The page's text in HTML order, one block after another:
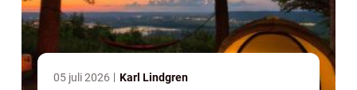
05 juli 2026 Karl Lindgren